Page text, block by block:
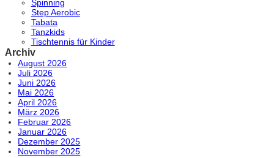
Spinning
Step Aerobic
Tabata
Tanzkids
Tischtennis für Kinder
Archiv
August 2026
Juli 2026
Juni 2026
Mai 2026
April 2026
März 2026
Februar 2026
Januar 2026
Dezember 2025
November 2025